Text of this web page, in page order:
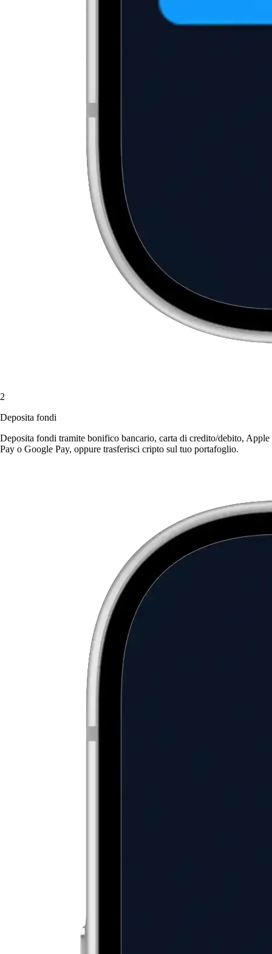
2
Deposita fondi
Deposita fondi tramite bonifico bancario, carta di credito/debito, Apple
Pay o Google Pay, oppure trasferisci cripto sul tuo portafoglio.